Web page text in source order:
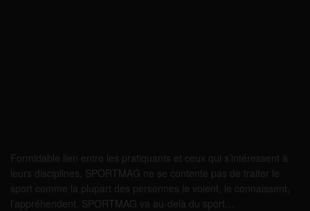
Formidable lien entre les pratiquants et ceux qui s’intéressent à
leurs disciplines, SPORTMAG ne se contente pas de traiter le
sport comme la plupart des personnes le voient, le connaissent,
l’appréhendent. SPORTMAG va au-delà du sport…